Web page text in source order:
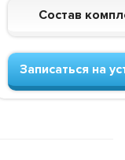
Состав
Записаться на